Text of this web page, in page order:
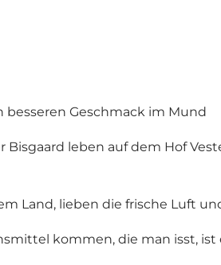
Geschmack im Mund
leben auf dem Hof
Land, lieben die frische Luft
kommen, die man isst,